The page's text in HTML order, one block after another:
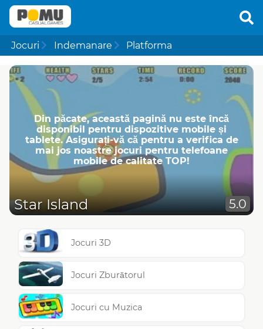
Jocuri Indemanare Platforma
Din păcate, această pagină nu este încă
disponibil pentru dispozitive mobile și
tablete. Asigurați-vă că pentru a verifica de
mai jos noastre jocuri pentru telefoane
mobile de calitate TOP!
Star Island 5.0
Jocuri 3D
Jocuri Zburătorul
Jocuri cu Muzica